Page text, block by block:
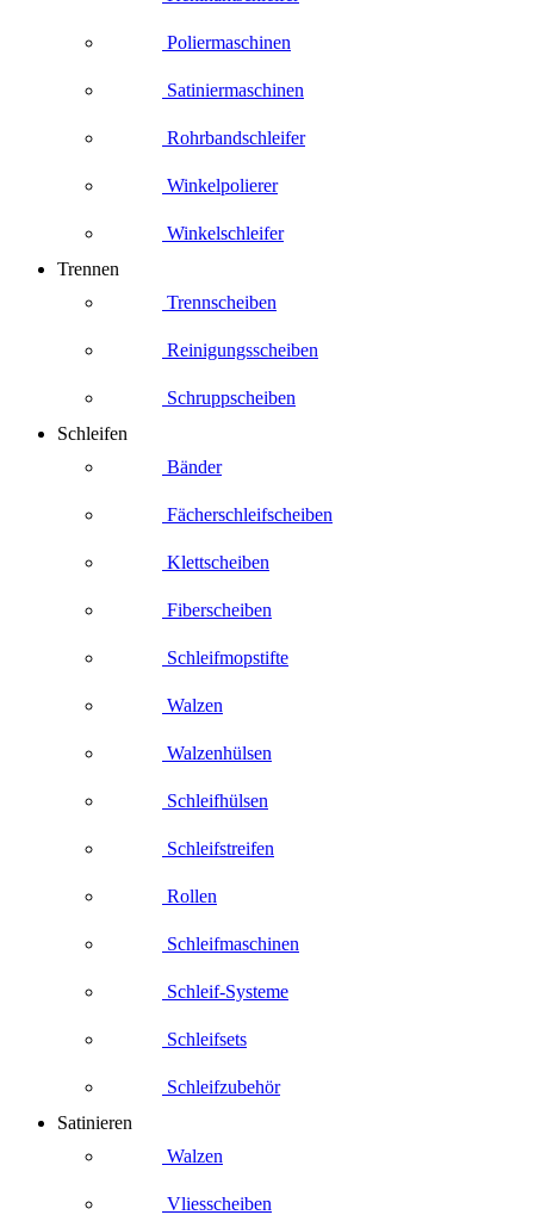
Poliermaschinen
Satiniermaschinen
Rohrbandschleifer
Winkelpolierer
Winkelschleifer
Trennen
Trennscheiben
Reinigungsscheiben
Schruppscheiben
Schleifen
Bänder
Fächerschleifscheiben
Klettscheiben
Fiberscheiben
Schleifmopstifte
Walzen
Walzenhülsen
Schleifhülsen
Schleifstreifen
Rollen
Schleifmaschinen
Schleif-Systeme
Schleifsets
Schleifzubehör
Satinieren
Walzen
Vliesscheiben